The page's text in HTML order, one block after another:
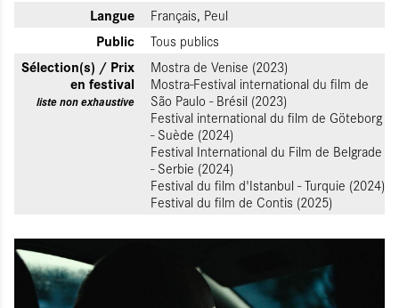
Langue Français, Peul
Public Tous publics
Sélection(s) / Prix
en festival
liste non exhaustive
Mostra de Venise (2023)
Mostra-Festival international du film de
São Paulo - Brésil (2023)
Festival international du film de Göteborg
- Suède (2024)
Festival International du Film de Belgrade
- Serbie (2024)
Festival du film d'Istanbul - Turquie (2024)
Festival du film de Contis (2025)